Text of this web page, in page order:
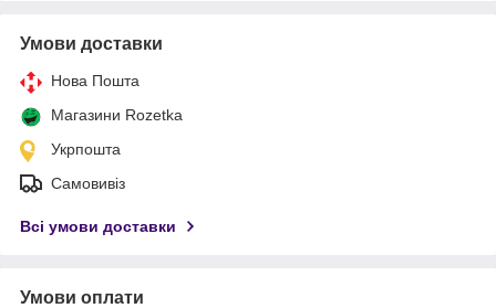
Умови доставки
Нова Пошта
Магазини Rozetka
Укрпошта
Самовивіз
Всі умови доставки
Умови оплати